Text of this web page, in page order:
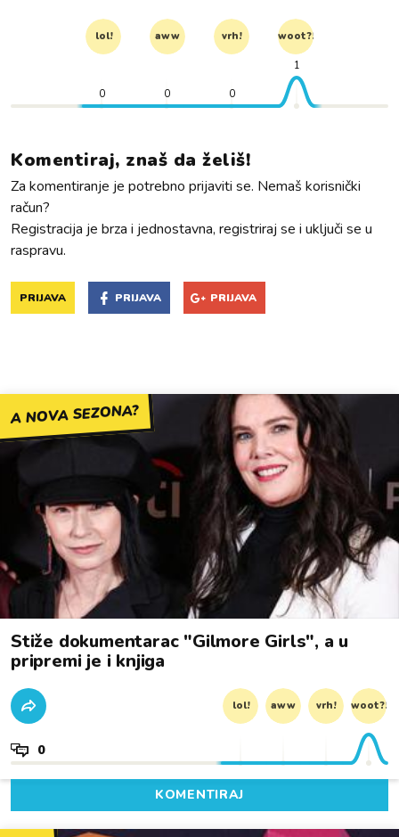
lol! aww vrh! woot?!
0 0 0
1
Komentiraj, znaš da želiš!
Za komentiranje je potrebno prijaviti se. Nemaš korisnički
račun?
Registracija je brza i jednostavna, registriraj se i uključi se u
raspravu.
PRIJAVA PRIJAVA PRIJAVA
A NOVA SEZONA?
Stiže dokumentarac "Gilmore Girls", a u
pripremi je i knjiga
lol! aww vrh! woot?!
0
KOMENTIRAJ